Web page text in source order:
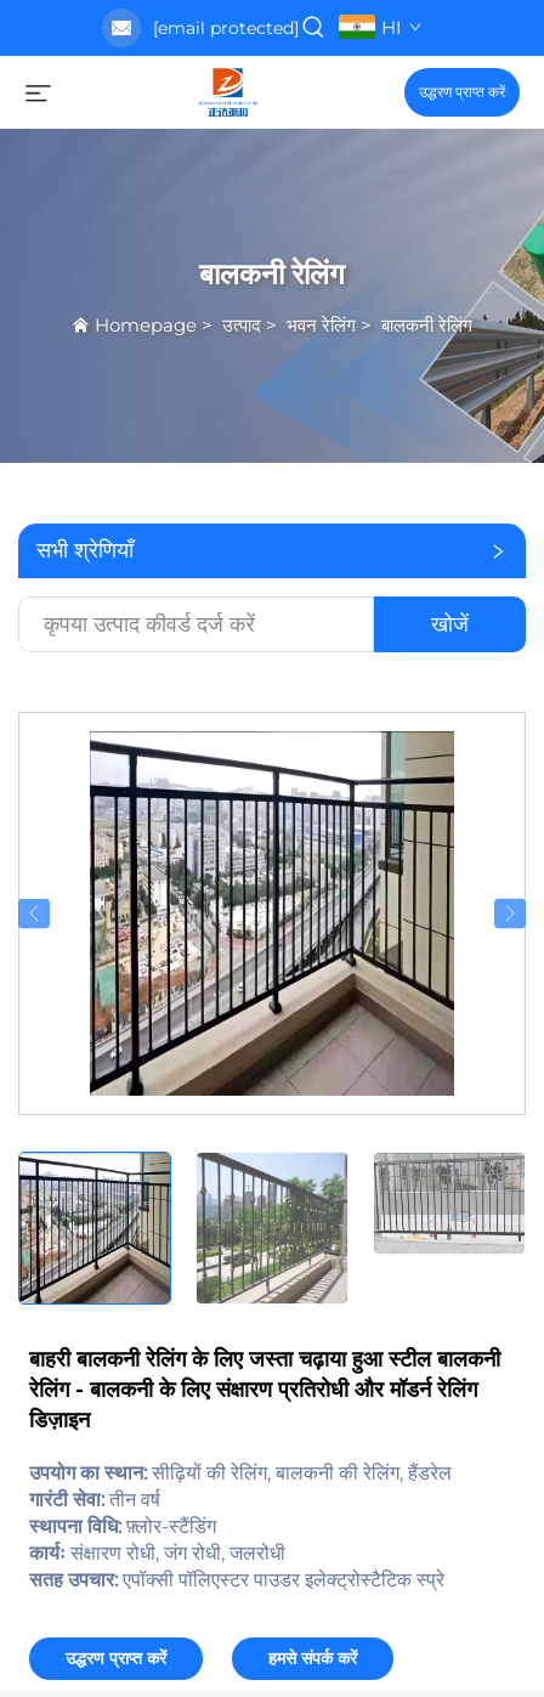
[email protected] HI
उद्धरण प्राप्त करें
बालकनी रेलिंग
Homepage > उत्पाद > भवन रेलिंग > बालकनी रेलिंग
सभी श्रेणियाँ
खोजें
बाहरी बालकनी रेलिंग के लिए जस्ता चढ़ाया हुआ स्टील बालकनी
रेलिंग - बालकनी के लिए संक्षारण प्रतिरोधी और मॉडर्न रेलिंग
डिज़ाइन
उपयोग का स्थान: सीढ़ियों की रेलिंग, बालकनी की रेलिंग, हैंडरेल
गारंटी सेवा: तीन वर्ष
स्थापना विधि: फ़्लोर-स्टैंडिंग
कार्यः संक्षारण रोधी, जंग रोधी, जलरोधी
सतह उपचार: एपॉक्सी पॉलिएस्टर पाउडर इलेक्ट्रोस्टैटिक स्प्रे
उद्धरण प्राप्त करें हमसे संपर्क करें